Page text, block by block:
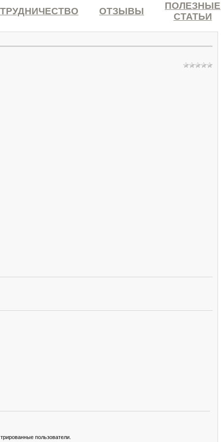
ОТЗЫВЫ
ПОЛЕЗНЫЕ
СТАТЬИ
пользователи.